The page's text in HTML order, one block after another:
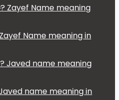
Zayef Name meaning in
Javed name meaning in